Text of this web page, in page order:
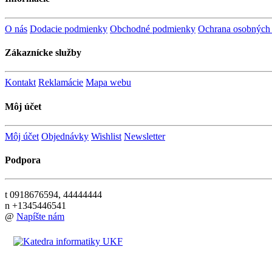
O nás Dodacie podmienky Obchodné podmienky Ochrana
Zákaznícke služby
Kontakt Reklamácie Mapa webu
Môj účet
Môj účet Objednávky Wishlist Newsletter
Podpora
t 0918676594, 44444444
n +1345446541
@ Napíšte nám